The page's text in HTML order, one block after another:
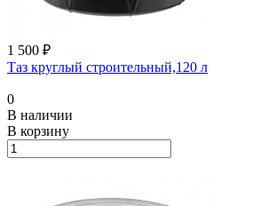
1 500 ₽
Таз круглый строительный,120 л
0
В наличии
В корзину